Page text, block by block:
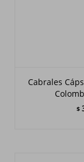
Cabrales
$